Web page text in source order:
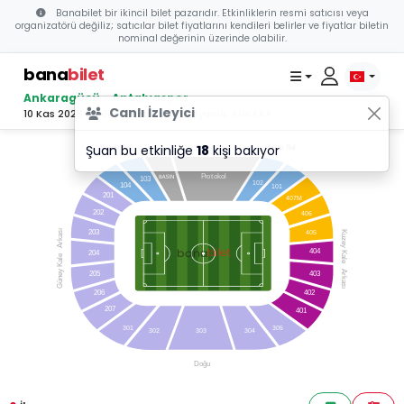
Banabilet bir ikincil bilet pazarıdır. Etkinliklerin resmi satıcısı veya
organizatörü değiliz; satıcılar bilet fiyatlarını kendileri belirler ve fiyatlar biletin
nominal değerinin üzerinde olabilir.
banabilet
Ankaragücü - Antalyaspor
10 Kas 2023 20:00 - Eryaman Stadyumu, ANKARA
banabilet
Protokol
Kuzey Kale
Arkası
Güney Kale
Arkası
Kapalı Sağ Kapalı Sol
Doğu
Batı
101
102
103
104
301 302 303 304 305
401
402
403
404
405
406
407M
201
202
203
204
205
206
207
Canlı İzleyici
Şuan bu etkinliğe 18 kişi bakıyor